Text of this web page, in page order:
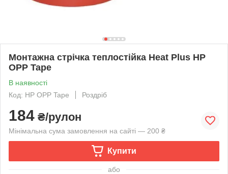
Монтажна стрічка теплостійка Heat Plus HP
OPP Tape
В наявності
Код: HP OPP Tape
Роздріб
184 ₴/рулон
Мінімальна сума замовлення на сайті — 200 ₴
Купити
або